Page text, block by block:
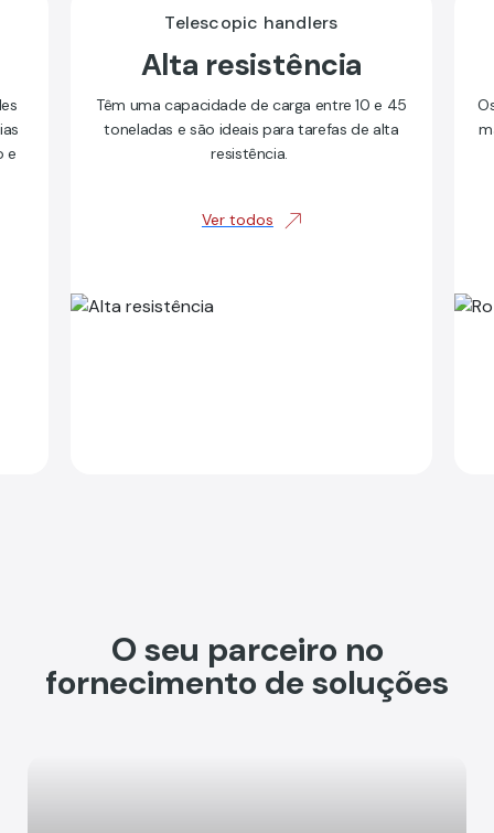
e
Telescopic handlers
Alta resistência
Têm uma capacidade de carga entre 10 e 45
toneladas e são ideais para tarefas de alta
resistência.
Ver todos
O seu parceiro no
fornecimento de soluções